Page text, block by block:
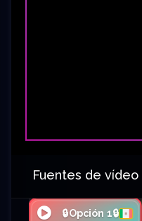
Fuentes de vídeo
🔒Opción 1🔒